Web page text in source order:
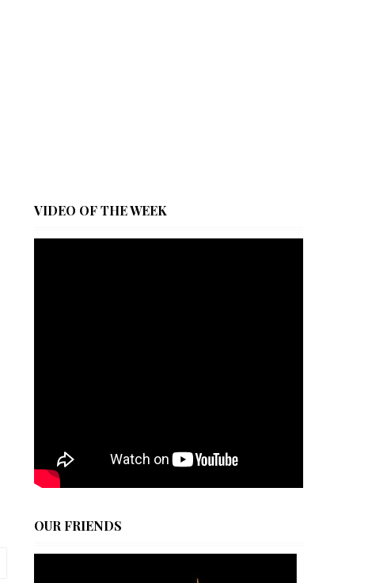
VIDEO OF THE WEEK
OUR FRIENDS